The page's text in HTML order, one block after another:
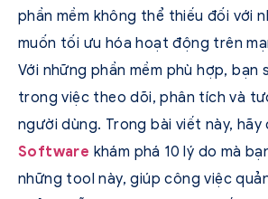
phần mềm không thể thiếu đối với
muốn tối ưu hóa hoạt động trên
Với những phần mềm phù hợp, bạn
trong việc theo dõi, phân tích và
người dùng. Trong bài viết này, hãy
Software khám phá 10 lý do mà
những tool này, giúp công việc